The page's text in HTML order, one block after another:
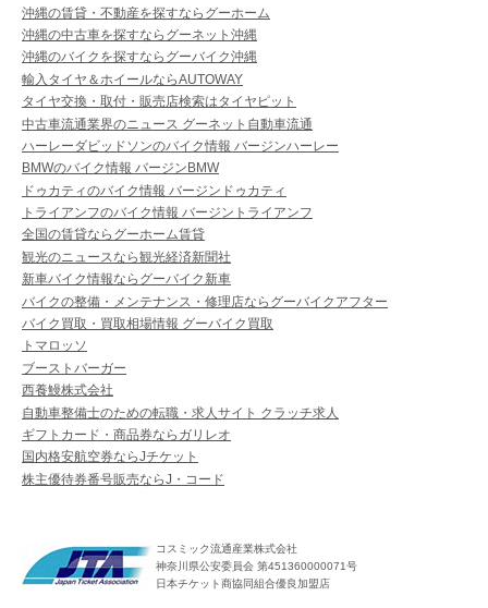
沖縄の賃貸・不動産を探すならグーホーム
沖縄の中古車を探すならグーネット沖縄
沖縄のバイクを探すならグーバイク沖縄
輸入タイヤ＆ホイールならAUTOWAY
タイヤ交換・取付・販売店検索はタイヤピット
中古車流通業界のニュース グーネット自動車流通
ハーレーダビッドソンのバイク情報 バージンハーレー
BMWのバイク情報 バージンBMW
ドゥカティのバイク情報 バージンドゥカティ
トライアンフのバイク情報 バージントライアンフ
全国の賃貸ならグーホーム賃貸
観光のニュースなら観光経済新聞社
新車バイク情報ならグーバイク新車
バイクの整備・メンテナンス・修理店ならグーバイクアフター
バイク買取・買取相場情報 グーバイク買取
トマロッソ
ブーストバーガー
西養鰻株式会社
自動車整備士のための転職・求人サイト クラッチ求人
ギフトカード・商品券ならガリレオ
国内格安航空券ならJチケット
株主優待券番号販売ならJ・コード
コスミック流通産業株式会社
神奈川県公安委員会 第451360000071号
日本チケット商協同組合優良加盟店